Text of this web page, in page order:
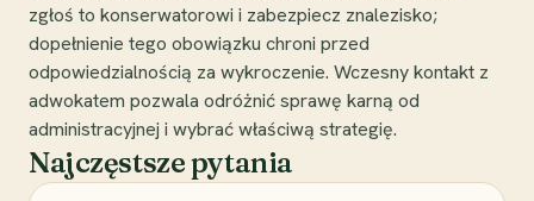
zgłoś to konserwatorowi i zabezpiecz znalezisko;
dopełnienie tego obowiązku chroni przed
odpowiedzialnością za wykroczenie. Wczesny kontakt z
adwokatem pozwala odróżnić sprawę karną od
administracyjnej i wybrać właściwą strategię.
Najczęstsze pytania